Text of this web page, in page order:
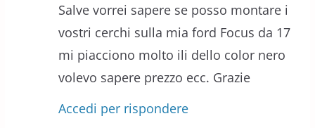
Salve vorrei sapere se posso montare i
vostri cerchi sulla mia ford Focus da 17
mi piacciono molto ili dello color nero
volevo sapere prezzo ecc. Grazie
Accedi per rispondere